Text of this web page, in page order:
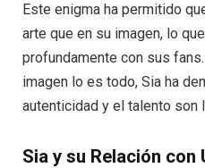
Este enigma ha permitido
arte que en su imagen, lo
profundamente con sus
imagen lo es todo, Sia ha
autenticidad y el talento son
Sia y su Relación con